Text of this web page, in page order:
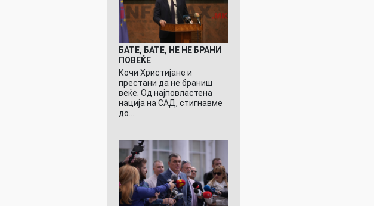
БАТЕ, БАТЕ, НЕ НЕ БРАНИ
ПОВЕЌЕ
Кочи Христијане и
престани да не браниш
веќе. Од најповластена
нација на САД, стигнавме
до…